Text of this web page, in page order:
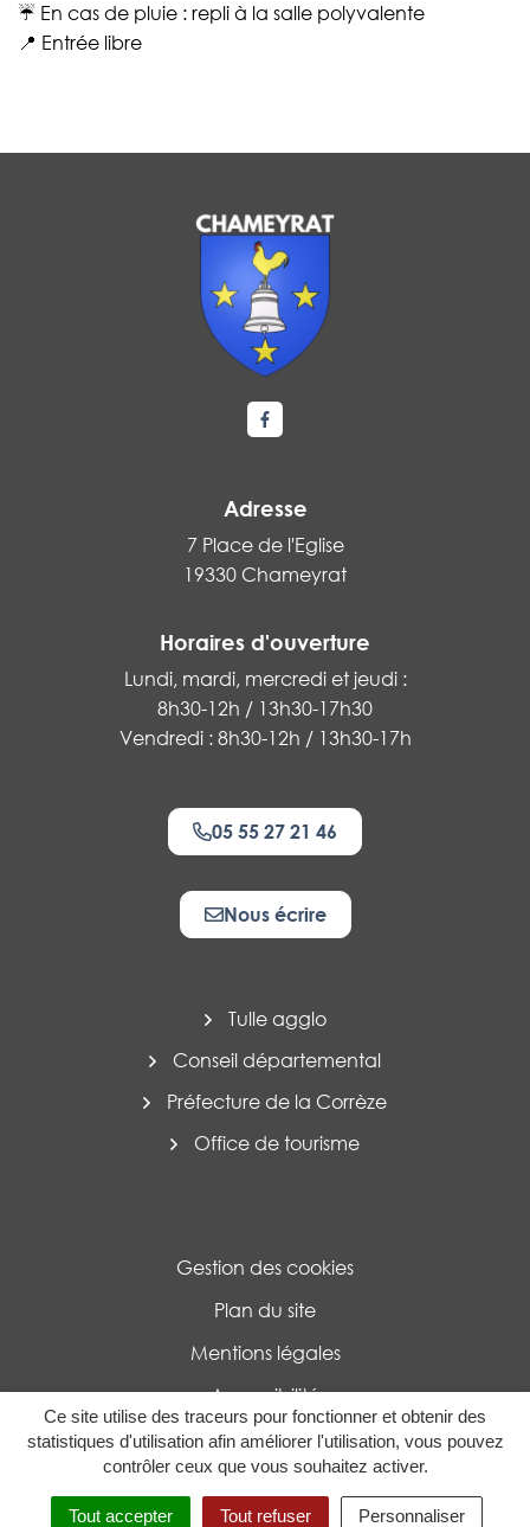
Ce site utilise des traceurs pour fonctionner et obtenir des
statistiques d'utilisation afin améliorer l'utilisation, vous pouvez
contrôler ceux que vous souhaitez activer.
Tout accepter Tout refuser Personnaliser
MENU RECHERCHE
☔ En cas de pluie : repli à la salle polyvalente
📍 Entrée libre
Lien vers le compte Facebook
Adresse
7 Place de l'Eglise
19330 Chameyrat
Horaires d'ouverture
Lundi, mardi, mercredi et jeudi :
8h30-12h / 13h30-17h30
Vendredi : 8h30-12h / 13h30-17h
05 55 27 21 46
Nous écrire
Tulle agglo
Conseil départemental
Préfecture de la Corrèze
Office de tourisme
Gestion des cookies
Plan du site
Mentions légales
Accessibilité
Politique de confidentialité